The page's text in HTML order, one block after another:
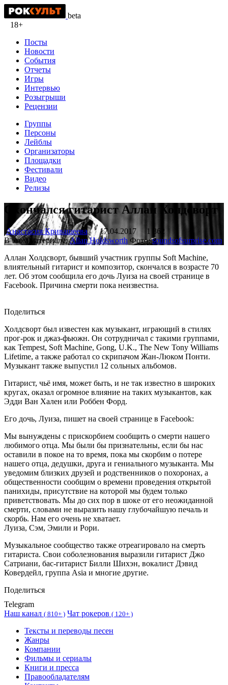
beta
18+
Посты
Новости
События
Отчеты
Игры
Интервью
Розыгрыши
Рецензии
Группы
Персоны
Лейблы
Организаторы
Площадки
Фестивали
Видео
Релизы
Скончался гитарист Аллан Холдсворт
Анастасия Кривашеева 17.04.2017
1 862
В этом материале:Allan Holdsworth Фото:soundsofsurprise.com
Аллан Холдсворт, бывший участник группы Soft Machine,
влиятельный гитарист и композитор, скончался в возрасте 70
лет. Об этом сообщила его дочь Луиза на своей странице в
Facebook. Причина смерти пока неизвестна.
Поделиться
Холдсворт был известен как музыкант, играющий в стилях
прог-рок и джаз-фьюжн. Он сотрудничал с такими группами,
как Tempest, Soft Machine, Gong, U.K., The New Tony Williams
Lifetime, а также работал со скрипачом Жан-Люком Понти.
Музыкант также выпустил 12 сольных альбомов.
Гитарист, чьё имя, может быть, и не так известно в широких
кругах, оказал огромное влияние на таких музыкантов, как
Эдди Ван Хален или Роббен Форд.
Его дочь, Луиза, пишет на своей странице в Facebook:
Мы вынуждены с прискорбием сообщить о смерти нашего
любимого отца. Мы были бы признательны, если бы нас
оставили в покое на то время, пока мы скорбим о потере
нашего отца, дедушки, друга и гениального музыканта. Мы
уведомим близких друзей и родственников о похоронах, а
общественности сообщим о времени проведения открытой
панихиды, присутствие на которой мы будем только
приветствовать. Мы до сих пор в шоке от его неожиданной
смерти, словами не выразить нашу глубочайшую печаль и
скорбь. Нам его очень не хватает.
Луиза, Сэм, Эмили и Рори.
Музыкальное сообщество также отреагировало на смерть
гитариста. Свои соболезнования выразили гитарист Джо
Сатриани, бас-гитарист Билли Шихэн, вокалист Дэвид
Ковердейл, группа Asia и многие другие.
Поделиться
Telegram
Наш канал ( 810+ ) Чат рокеров ( 120+ )
Тексты и переводы песен
Жанры
Компании
Фильмы и сериалы
Книги и пресса
Правообладателям